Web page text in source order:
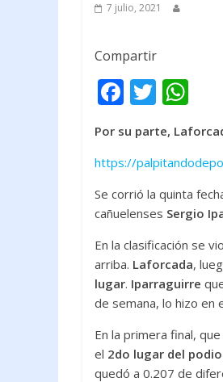
7 julio, 2021
Compartir
F
e
b
o
o
k
T
itt
er
h
at
s
A
p
p
Por su parte,
https://
Se corrió la quinta
cañuelenses Sergio
En la clasificación se
arriba. Laforcada,
lugar. Iparraguirre
de semana, lo hizo en
En la primera final,
el 2do lugar del podio
quedó a 0.207 de